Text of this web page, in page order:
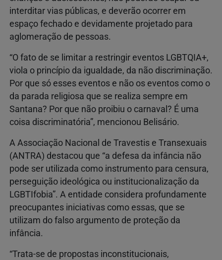
interditar vias públicas, e deverão ocorrer em
espaço fechado e devidamente projetado para
aglomeração de pessoas.
“O fato de se limitar a restringir eventos LGBTQIA+,
viola o princípio da igualdade, da não discriminação.
Por que só esses eventos e não os eventos como o
da parada religiosa que se realiza sempre em
Santana? Por que não proibiu o carnaval? É uma
coisa discriminatória”, mencionou Belisário.
A Associação Nacional de Travestis e Transexuais
(ANTRA) destacou que “a defesa da infância não
pode ser utilizada como instrumento para censura,
perseguição ideológica ou institucionalização da
LGBTIfobia”. A entidade considera profundamente
preocupantes iniciativas como essas, que se
utilizam do falso argumento de proteção da
infância.
“Trata-se de propostas inconstitucionais,